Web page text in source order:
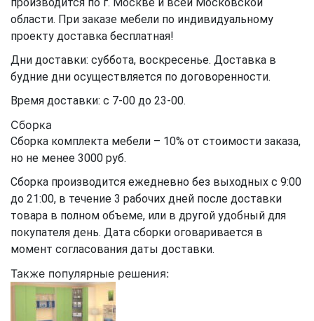
области. При заказе мебели по индивидуальному
проекту доставка бесплатная!
Дни доставки: суббота, воскресенье. Доставка в
будние дни осуществляется по договоренности.
Время доставки: с 7-00 до 23-00.
Сборка
Сборка комплекта мебели – 10% от стоимости заказа,
но не менее 3000 руб.
Сборка производится ежедневно без выходных с 9:00
до 21:00, в течение 3 рабочих дней после доставки
товара в полном объеме, или в другой удобный для
покупателя день. Дата сборки оговаривается в
момент согласования даты доставки.
Также популярные решения: